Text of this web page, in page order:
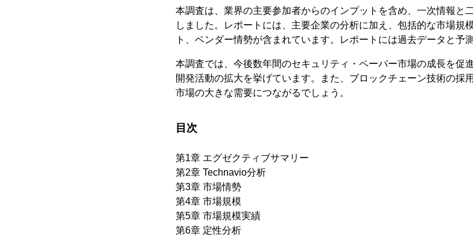
本調査は、業界の主要参加者からのインプットを含め、一次情報と
しました。レポートには、主要企業の分析に加え、包括的な市場規
ト、ベンダー情勢が含まれています。レポートには過去データと予
本調査では、今後数年間のセキュリティ・ペーパー市場の成長を促
開発活動の拡大を挙げています。また、ブロックチェーン技術の採
市場の大きな需要につながるでしょう。
目次
第1章 エグゼクティブサマリー
第2章 Technavio分析
第3章 市場情勢
第4章 市場規模
第5章 市場規模実績
第6章 定性分析